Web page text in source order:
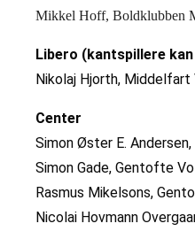
Mikkel Hoff, Boldklubben
Libero (kantspillere
Nikolaj Hjorth, Middelfart
Center
Simon Øster E.
Simon Gade, Gentofte
Rasmus Mikelsons,
Nicolai Hovmann